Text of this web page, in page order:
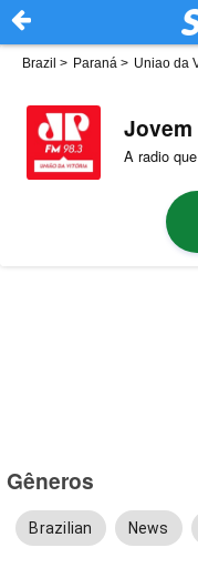
Brazil > Paraná > Uniao da
Jovem
A radio
Gêneros
Brazilian News